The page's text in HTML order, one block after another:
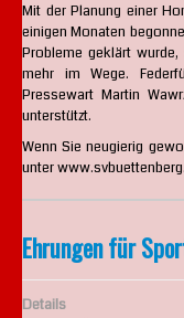
Mit der Planung einer
einigen Monaten
Probleme geklärt
mehr im Wege.
Pressewart Martin
unterstützt.
Wenn Sie neugierig
unter
Ehrungen für
Details